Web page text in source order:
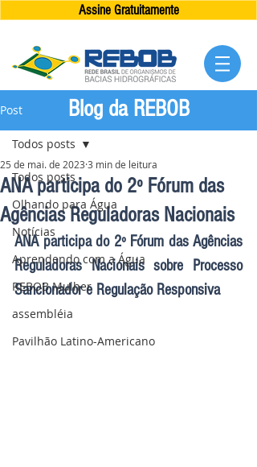
Assine Gratuitamente
Post
Todos posts
Olhando para Água
Notícias
Aprendendo com a Água
REBOB Mulher
assembléia
Pavilhão Latino-Americano
Todos posts
ANA participa do 2º Fórum das
Agências Reguladoras Nacionais
25 de mai. de 2023 3 min de leitura
ANA participa do 2º Fórum das Agências
Reguladoras Nacionais sobre Processo
Sancionador e Regulação Responsiva
Blog da REBOB